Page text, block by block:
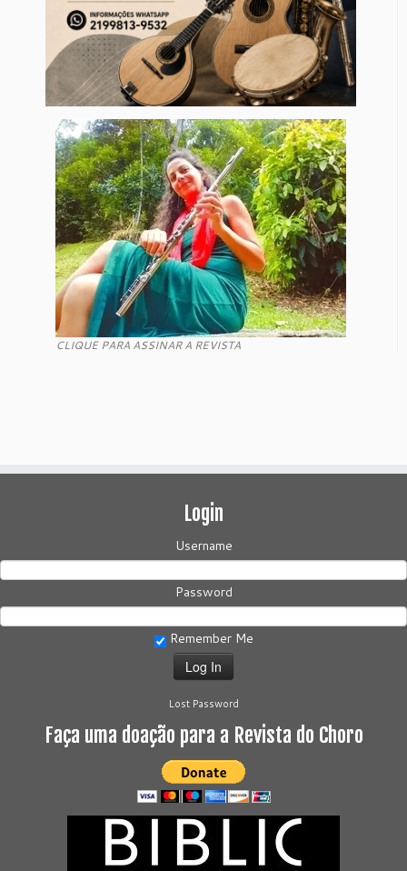
CLIQUE PARA ASSINAR A REVISTA
Login
Username
Password
Remember Me
Lost Password
Faça uma doação para a Revista do Choro